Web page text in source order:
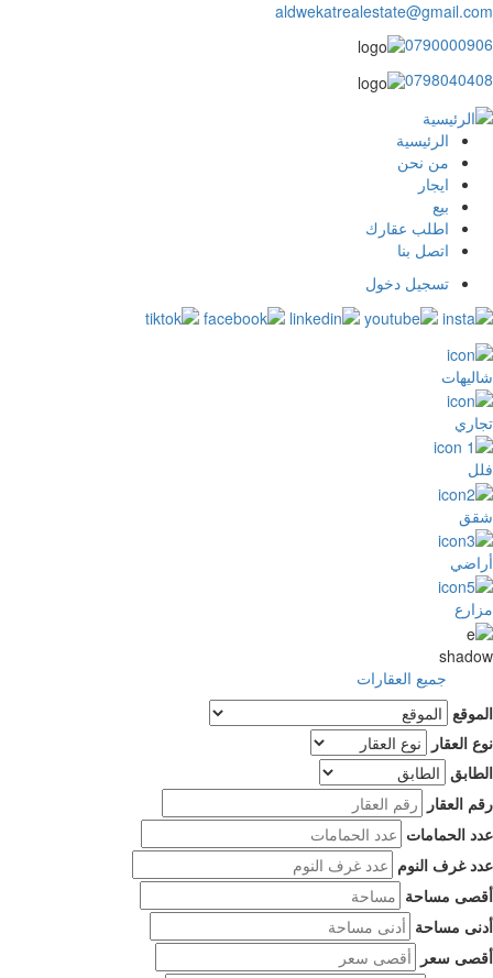
aldwekatrealestate@gmail.com
0790000906
0798040408
main
menu
الرئيسية
من نحن
ايجار
بيع
اطلب عقارك
اتصل بنا
user
login
تسجيل دخول
شاليهات
تجاري
فلل
شقق
أراضي
مزارع
shadow
جميع العقارات
الموقع
نوع العقار
الطابق
رقم العقار
عدد الحمامات
عدد غرف النوم
أقصى مساحة
أدنى مساحة
أقصى سعر